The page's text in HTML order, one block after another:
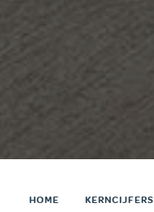
HOME KERNCIJFERS